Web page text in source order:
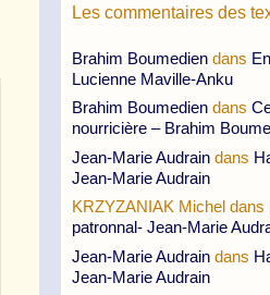
Les commentaires des
Brahim Boumedien dans
Lucienne Maville-Anku
Brahim Boumedien dans
nourricière – Brahim
Jean-Marie Audrain dans
Jean-Marie Audrain
KRZYZANIAK Michel dans
patronnal- Jean-Marie
Jean-Marie Audrain dans
Jean-Marie Audrain